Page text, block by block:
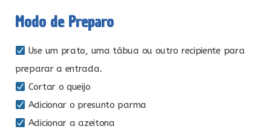
Modo de Preparo
Use um prato, uma tábua ou outro recipiente para
preparar a entrada.
Cortar o queijo
Adicionar o presunto parma
Adicionar a azeitona